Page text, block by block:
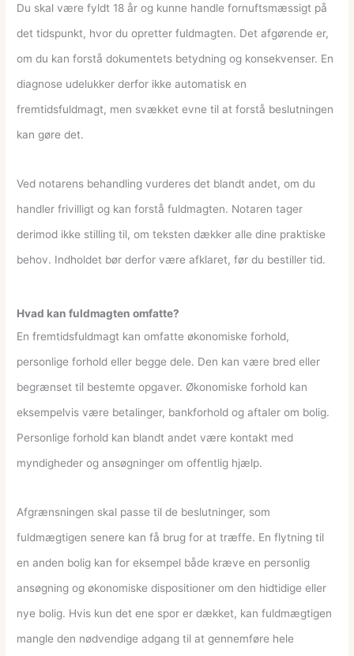
Du skal være fyldt 18 år og kunne handle fornuftsmæssigt på
det tidspunkt, hvor du opretter fuldmagten. Det afgørende er,
om du kan forstå dokumentets betydning og konsekvenser. En
diagnose udelukker derfor ikke automatisk en
fremtidsfuldmagt, men svækket evne til at forstå beslutningen
kan gøre det.
Ved notarens behandling vurderes det blandt andet, om du
handler frivilligt og kan forstå fuldmagten. Notaren tager
derimod ikke stilling til, om teksten dækker alle dine praktiske
behov. Indholdet bør derfor være afklaret, før du bestiller tid.
Hvad kan fuldmagten omfatte?
En fremtidsfuldmagt kan omfatte økonomiske forhold,
personlige forhold eller begge dele. Den kan være bred eller
begrænset til bestemte opgaver. Økonomiske forhold kan
eksempelvis være betalinger, bankforhold og aftaler om bolig.
Personlige forhold kan blandt andet være kontakt med
myndigheder og ansøgninger om offentlig hjælp.
Afgrænsningen skal passe til de beslutninger, som
fuldmægtigen senere kan få brug for at træffe. En flytning til
en anden bolig kan for eksempel både kræve en personlig
ansøgning og økonomiske dispositioner om den hidtidige eller
nye bolig. Hvis kun det ene spor er dækket, kan fuldmægtigen
mangle den nødvendige adgang til at gennemføre hele